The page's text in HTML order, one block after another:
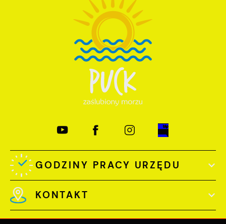
GODZINY PRACY URZĘDU
KONTAKT